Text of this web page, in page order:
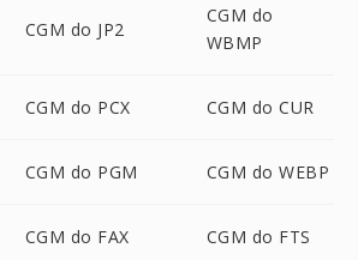
CGM do JP2
CGM do
WBMP
CGM do PCX CGM do CUR
CGM do PGM CGM do WEBP
CGM do FAX CGM do FTS